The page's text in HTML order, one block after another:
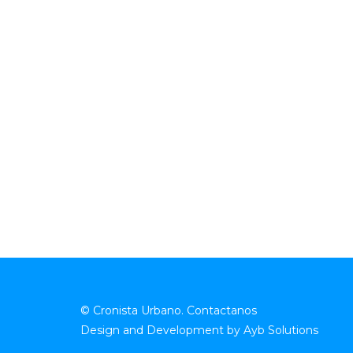
© Cronista Urbano. Contactanos
Design and Development by Ayb Solutions